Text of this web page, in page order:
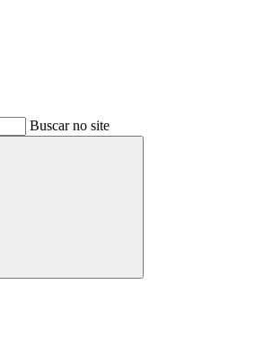
Buscar no site
Buscar